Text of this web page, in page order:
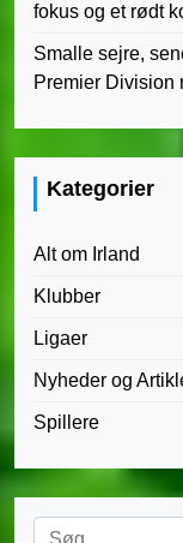
fokus og et rødt
Smalle sejre,
Premier Division
Kategorier
Alt om Irland
Klubber
Ligaer
Nyheder og
Spillere
Søg